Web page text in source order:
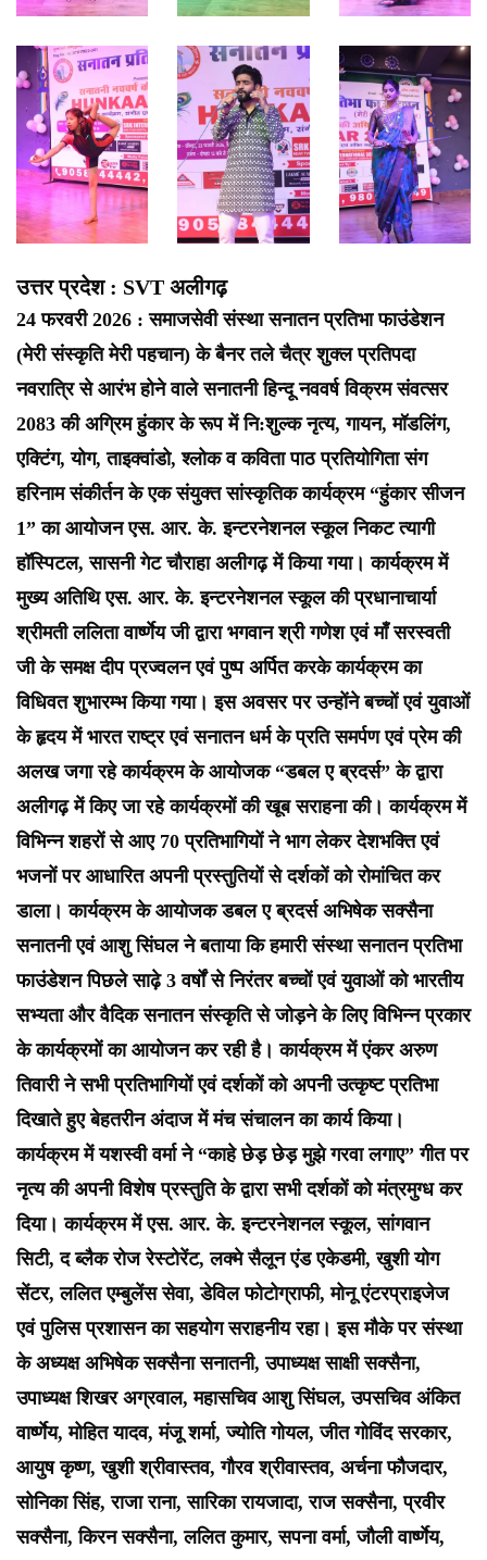
उत्तर प्रदेश : SVT अलीगढ़
24 फरवरी 2026 : समाजसेवी संस्था सनातन प्रतिभा फाउंडेशन
(मेरी संस्कृति मेरी पहचान) के बैनर तले चैत्र शुक्ल प्रतिपदा
नवरात्रि से आरंभ होने वाले सनातनी हिन्दू नववर्ष विक्रम संवत्सर
2083 की अग्रिम हुंकार के रूप में नि:शुल्क नृत्य, गायन, मॉडलिंग,
एक्टिंग, योग, ताइक्वांडो, श्लोक व कविता पाठ प्रतियोगिता संग
हरिनाम संकीर्तन के एक संयुक्त सांस्कृतिक कार्यक्रम “हुंकार सीजन
1” का आयोजन एस. आर. के. इन्टरनेशनल स्कूल निकट त्यागी
हॉस्पिटल, सासनी गेट चौराहा अलीगढ़ में किया गया। कार्यक्रम में
मुख्य अतिथि एस. आर. के. इन्टरनेशनल स्कूल की प्रधानाचार्या
श्रीमती ललिता वार्ष्णेय जी द्वारा भगवान श्री गणेश एवं माँ सरस्वती
जी के समक्ष दीप प्रज्वलन एवं पुष्प अर्पित करके कार्यक्रम का
विधिवत शुभारम्भ किया गया। इस अवसर पर उन्होंने बच्चों एवं युवाओं
के हृदय में भारत राष्ट्र एवं सनातन धर्म के प्रति समर्पण एवं प्रेम की
अलख जगा रहे कार्यक्रम के आयोजक “डबल ए ब्रदर्स” के द्वारा
अलीगढ़ में किए जा रहे कार्यक्रमों की खूब सराहना की। कार्यक्रम में
विभिन्न शहरों से आए 70 प्रतिभागियों ने भाग लेकर देशभक्ति एवं
भजनों पर आधारित अपनी प्रस्तुतियों से दर्शकों को रोमांचित कर
डाला। कार्यक्रम के आयोजक डबल ए ब्रदर्स अभिषेक सक्सैना
सनातनी एवं आशु सिंघल ने बताया कि हमारी संस्था सनातन प्रतिभा
फाउंडेशन पिछले साढ़े 3 वर्षों से निरंतर बच्चों एवं युवाओं को भारतीय
सभ्यता और वैदिक सनातन संस्कृति से जोड़ने के लिए विभिन्न प्रकार
के कार्यक्रमों का आयोजन कर रही है। कार्यक्रम में एंकर अरुण
तिवारी ने सभी प्रतिभागियों एवं दर्शकों को अपनी उत्कृष्ट प्रतिभा
दिखाते हुए बेहतरीन अंदाज में मंच संचालन का कार्य किया।
कार्यक्रम में यशस्वी वर्मा ने “काहे छेड़ छेड़ मुझे गरवा लगाए” गीत पर
नृत्य की अपनी विशेष प्रस्तुति के द्वारा सभी दर्शकों को मंत्रमुग्ध कर
दिया। कार्यक्रम में एस. आर. के. इन्टरनेशनल स्कूल, सांगवान
सिटी, द ब्लैक रोज रेस्टोरेंट, लक्मे सैलून एंड एकेडमी, खुशी योग
सेंटर, ललित एम्बुलेंस सेवा, डेविल फोटोग्राफी, मोनू एंटरप्राइजेज
एवं पुलिस प्रशासन का सहयोग सराहनीय रहा। इस मौके पर संस्था
के अध्यक्ष अभिषेक सक्सैना सनातनी, उपाध्यक्ष साक्षी सक्सैना,
उपाध्यक्ष शिखर अग्रवाल, महासचिव आशु सिंघल, उपसचिव अंकित
वार्ष्णेय, मोहित यादव, मंजू शर्मा, ज्योति गोयल, जीत गोविंद सरकार,
आयुष कृष्ण, खुशी श्रीवास्तव, गौरव श्रीवास्तव, अर्चना फौजदार,
सोनिका सिंह, राजा राना, सारिका रायजादा, राज सक्सैना, प्रवीर
सक्सैना, किरन सक्सैना, ललित कुमार, सपना वर्मा, जौली वार्ष्णेय,